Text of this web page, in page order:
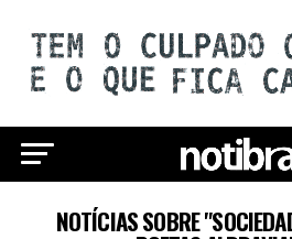
NOTÍCIAS SOBRE